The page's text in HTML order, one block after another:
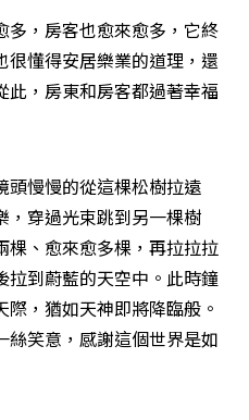
多，房客也愈來愈多，它終
懂得安居樂業的道理，還
此，房東和房客都過著幸福
頭慢慢的從這棵松樹拉遠
，穿過光束跳到另一棵樹
棵、愈來愈多棵，再拉拉拉
拉到蔚藍的天空中。此時鐘
，猶如天神即將降臨般。
絲笑意，感謝這個世界是如